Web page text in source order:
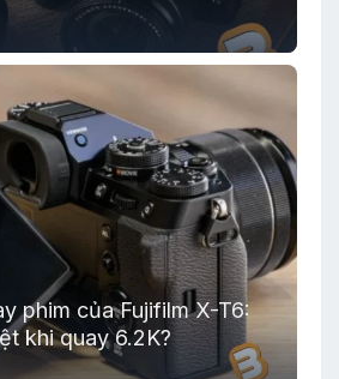
phim của Fujifilm X-T6:
khi quay 6.2K?